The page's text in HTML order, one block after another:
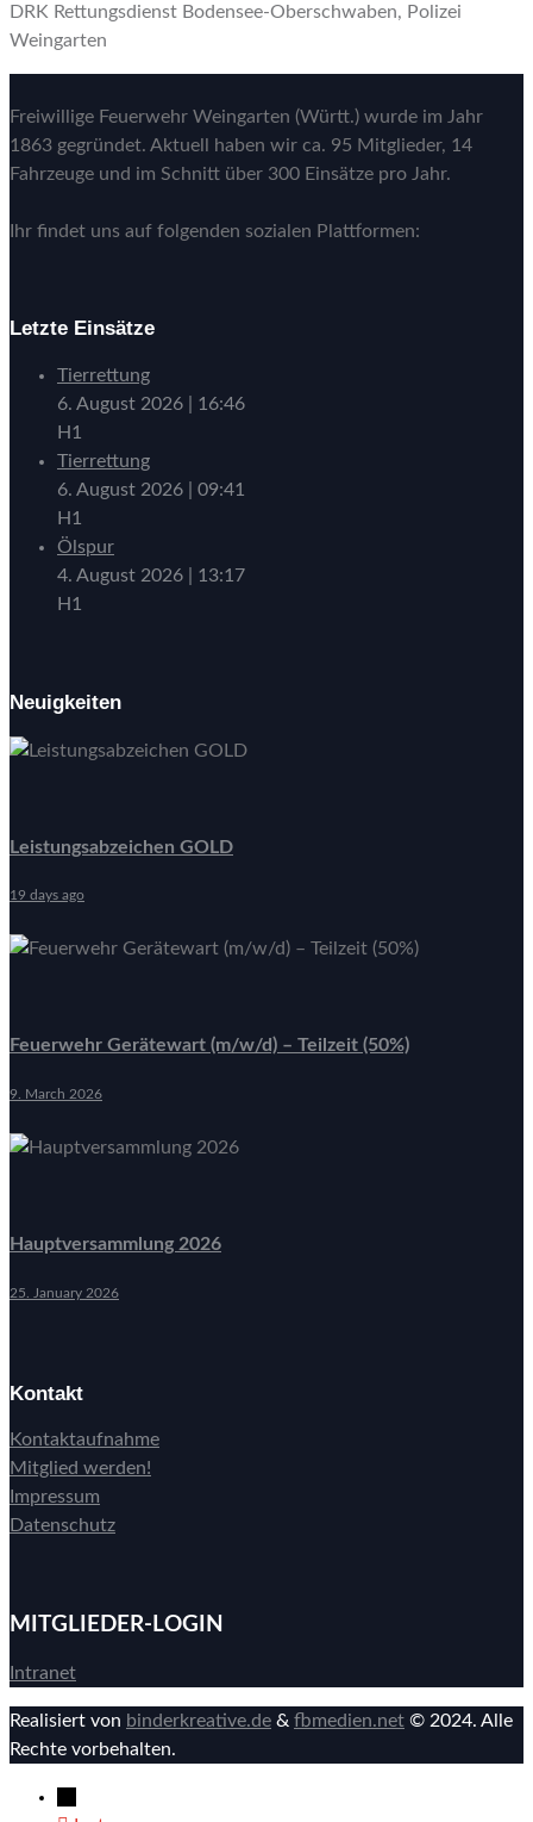
DRK Rettungsdienst Bodensee-Oberschwaben, Polizei
Weingarten
Freiwillige Feuerwehr Weingarten (Württ.) wurde im Jahr
1863 gegründet. Aktuell haben wir ca. 95 Mitglieder, 14
Fahrzeuge und im Schnitt über 300 Einsätze pro Jahr.
Ihr findet uns auf folgenden sozialen Plattformen:
Letzte Einsätze
Tierrettung
6. August 2026
16:46
H1
Tierrettung
6. August 2026
09:41
H1
Ölspur
4. August 2026
13:17
H1
Neuigkeiten
Leistungsabzeichen GOLD
19 days ago
Feuerwehr Gerätewart (m/w/d) – Teilzeit (50%)
9. March 2026
Hauptversammlung 2026
25. January 2026
Kontakt
Kontaktaufnahme
Mitglied werden!
Impressum
Datenschutz
MITGLIEDER-LOGIN
Intranet
Realisiert von binderkreative.de & fbmedien.net © 2024. Alle
Rechte vorbehalten.